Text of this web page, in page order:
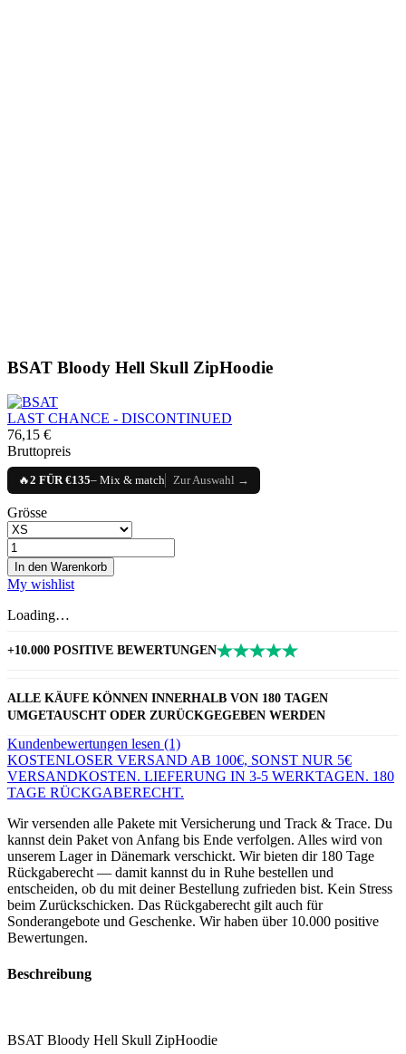
BSAT Bloody Hell Skull ZipHoodie
LAST CHANCE - DISCONTINUED
76,15 €
Bruttopreis
🔥2 FÜR €135– Mix & match Zur Auswahl →
Grösse
In den Warenkorb
My wishlist
Loading…
+10.000 POSITIVE BEWERTUNGEN
ALLE KÄUFE KÖNNEN INNERHALB VON 180 TAGEN
UMGETAUSCHT ODER ZURÜCKGEGEBEN WERDEN
Kundenbewertungen lesen (1)
KOSTENLOSER VERSAND AB 100€, SONST NUR 5€
VERSANDKOSTEN. LIEFERUNG IN 3-5 WERKTAGEN. 180
TAGE RÜCKGABERECHT.
Wir versenden alle Pakete mit Versicherung und Track & Trace. Du
kannst dein Paket von Anfang bis Ende verfolgen. Alles wird von
unserem Lager in Dänemark verschickt. Wir bieten dir 180 Tage
Rückgaberecht — damit kannst du in Ruhe bestellen und
entscheiden, ob du mit deiner Bestellung zufrieden bist. Kein Stress
beim Zurückschicken. Das Rückgaberecht gilt auch für
Sonderangebote und Geschenke. Wir haben über 10.000 positive
Bewertungen.
Beschreibung
BSAT Bloody Hell Skull ZipHoodie